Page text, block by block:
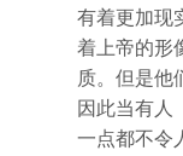
有着更加现
着上帝的形
质。但是他
因此当有人
一点都不令